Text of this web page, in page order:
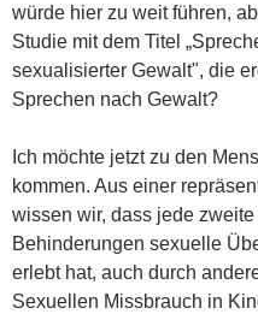
würde hier zu weit führen,
Studie mit dem Titel
sexualisierter Gewalt", die
Sprechen nach Gewalt?
Ich möchte jetzt zu den
kommen. Aus einer
wissen wir, dass jede
Behinderungen sexuelle
erlebt hat, auch durch
Sexuellen Missbrauch in